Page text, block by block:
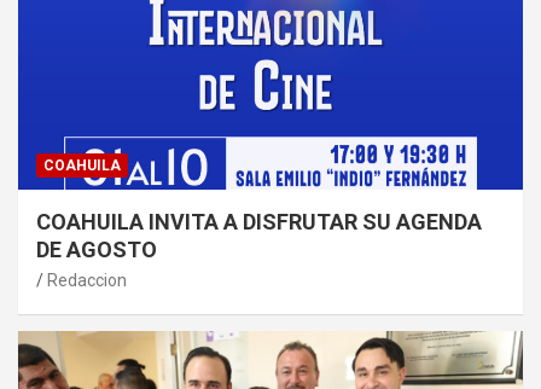
COAHUILA
COAHUILA INVITA A DISFRUTAR SU AGENDA
DE AGOSTO
Redaccion